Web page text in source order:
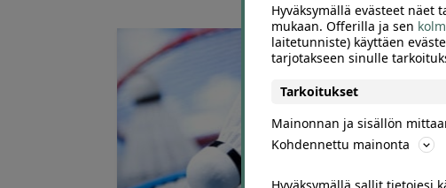
Hyväksymällä evästeet näet
mukaan. Offerilla ja sen
laitetunniste) käyttäen
tarjotakseen sinulle
Tarkoitukset
Mainonnan ja sisällön
Kohdennettu mainonta